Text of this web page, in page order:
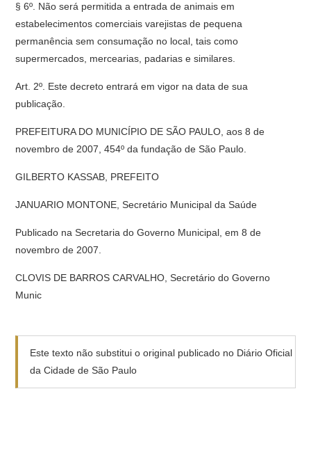
§ 6º. Não será permitida a entrada de animais em
estabelecimentos comerciais varejistas de pequena
permanência sem consumação no local, tais como
supermercados, mercearias, padarias e similares.
Art. 2º. Este decreto entrará em vigor na data de sua
publicação.
PREFEITURA DO MUNICÍPIO DE SÃO PAULO, aos 8 de
novembro de 2007, 454º da fundação de São Paulo.
GILBERTO KASSAB, PREFEITO
JANUARIO MONTONE, Secretário Municipal da Saúde
Publicado na Secretaria do Governo Municipal, em 8 de
novembro de 2007.
CLOVIS DE BARROS CARVALHO, Secretário do Governo
Munic
Este texto não substitui o original publicado no Diário Oficial
da Cidade de São Paulo